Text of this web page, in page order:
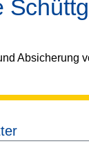
Absicherung